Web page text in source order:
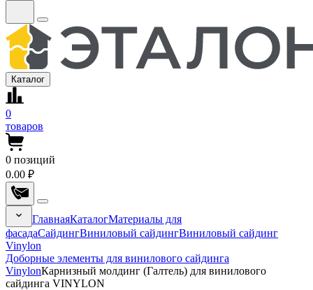
Каталог
0
товаров
0 позиций
0.00 ₽
ГлавнаяКаталогМатериалы для
фасадаСайдингВиниловый сайдингВиниловый сайдинг
Vinylon
Доборные элементы для винилового сайдинга
VinylonКарнизный молдинг (Галтель) для винилового
сайдинга VINYLON